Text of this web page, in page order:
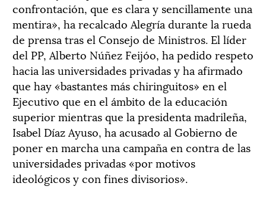
confrontación, que es clara y sencillamente una
mentira», ha recalcado Alegría durante la rueda
de prensa tras el Consejo de Ministros. El líder
del PP, Alberto Núñez Feijóo, ha pedido respeto
hacia las universidades privadas y ha afirmado
que hay «bastantes más chiringuitos» en el
Ejecutivo que en el ámbito de la educación
superior mientras que la presidenta madrileña,
Isabel Díaz Ayuso, ha acusado al Gobierno de
poner en marcha una campaña en contra de las
universidades privadas «por motivos
ideológicos y con fines divisorios».